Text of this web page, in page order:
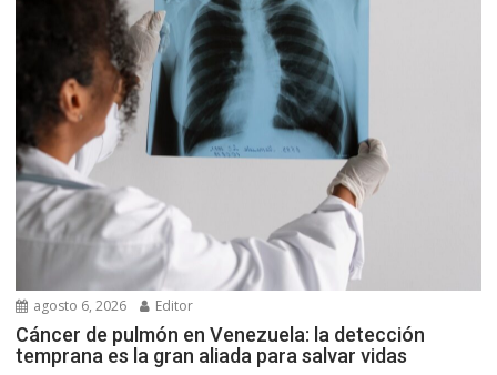
agosto 6, 2026 Editor
Cáncer de pulmón en Venezuela: la detección
temprana es la gran aliada para salvar vidas